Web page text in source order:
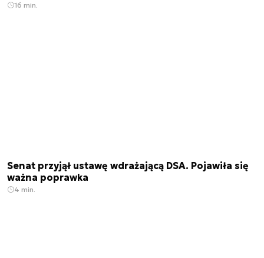
16 min.
Senat przyjął ustawę wdrażającą DSA. Pojawiła się
ważna poprawka
4 min.